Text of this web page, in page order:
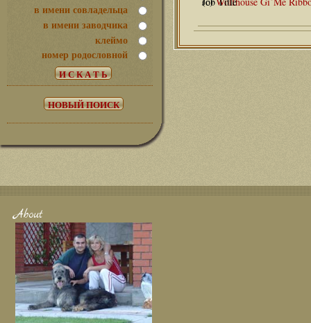
в имени совладельца
в имени заводчика
клеймо
номер родословной
About